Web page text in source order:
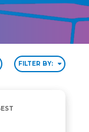
FILTER BY: